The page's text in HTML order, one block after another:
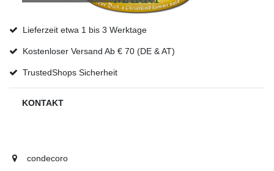
Lieferzeit etwa 1 bis 3 Werktage
Kostenloser Versand Ab € 70 (DE & AT)
TrustedShops Sicherheit
KONTAKT
condecoro